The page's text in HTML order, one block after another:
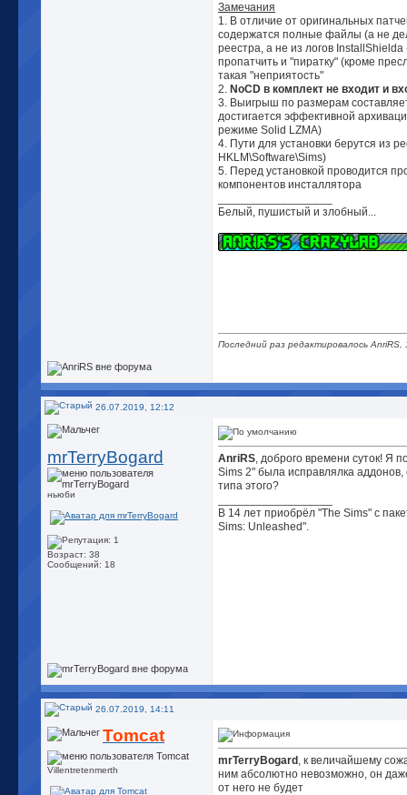
Замечания
1. В отличие от оригинальных
содержатся полные файлы (а не
реестра, а не из логов
пропатчить и "пиратку" (кроме
такая "неприятость"
2. NoCD в комплект не входит и
3. Выигрыш по размерам
достигается эффективной
режиме Solid LZMA)
4. Пути для установки берутся из
HKLM\Software\Sims)
5. Перед установкой проводится
компонентов инсталлятора
Белый, пушистый и злобный...
Последний раз редактировалось
26.07.2019, 12:12
mrTerryBogard
ньюби
Возраст: 38
Сообщений: 18
AnriRS, доброго времени суток! Я
Sims 2" была исправлялка аддонов,
типа этого?
В 14 лет приобрёл "The Sims" с
Sims: Unleashed".
26.07.2019, 14:11
Tomcat
Villentretenmerth
mrTerryBogard , к величайшему
ним абсолютно невозможно, он
от него не будет